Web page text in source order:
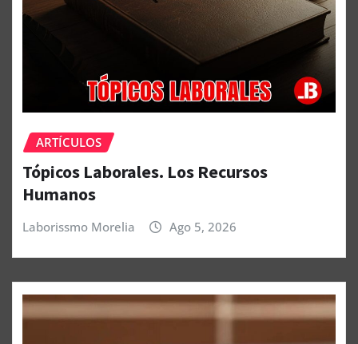
ARTÍCULOS
Tópicos Laborales. Los Recursos
Humanos
Laborissmo Morelia Ago 5, 2026